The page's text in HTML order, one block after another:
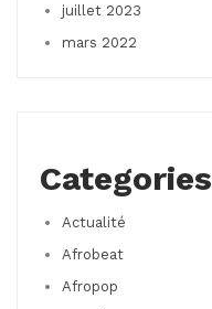
juillet 2023
mars 2022
Categories
Actualité
Afrobeat
Afropop